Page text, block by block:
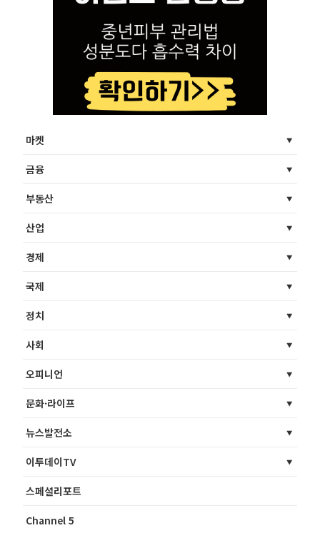
마켓
금융
부동산
산업
경제
국제
정치
사회
오피니언
문화·라이프
뉴스발전소
이투데이TV
스페셜리포트
Channel 5